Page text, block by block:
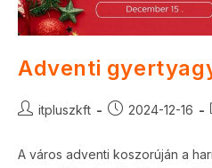
Adventi
Postitpluszkft
Post2024-12-16
A város adventi koszorúján a